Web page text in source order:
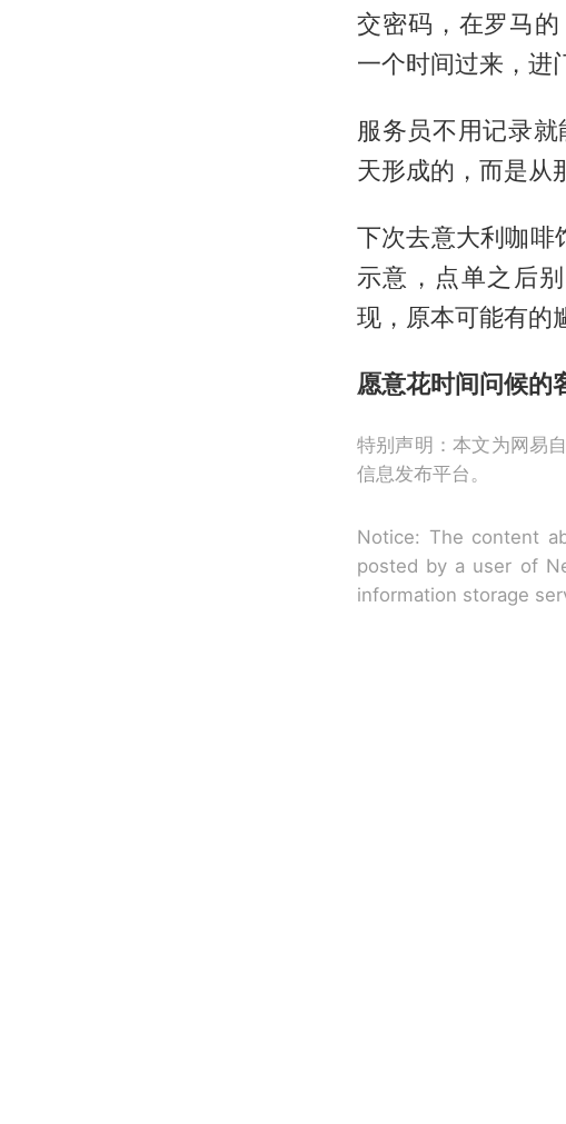
交密码，在罗马
一个时间过来，进
服务员不用记录
天形成的，而是从
下次去意大利咖啡
示意，点单之后
现，原本可能有的
愿意花时间问候的
特别声明：本文为网易
信息发布平台。
Notice: The content
posted by a user of
information storage
全